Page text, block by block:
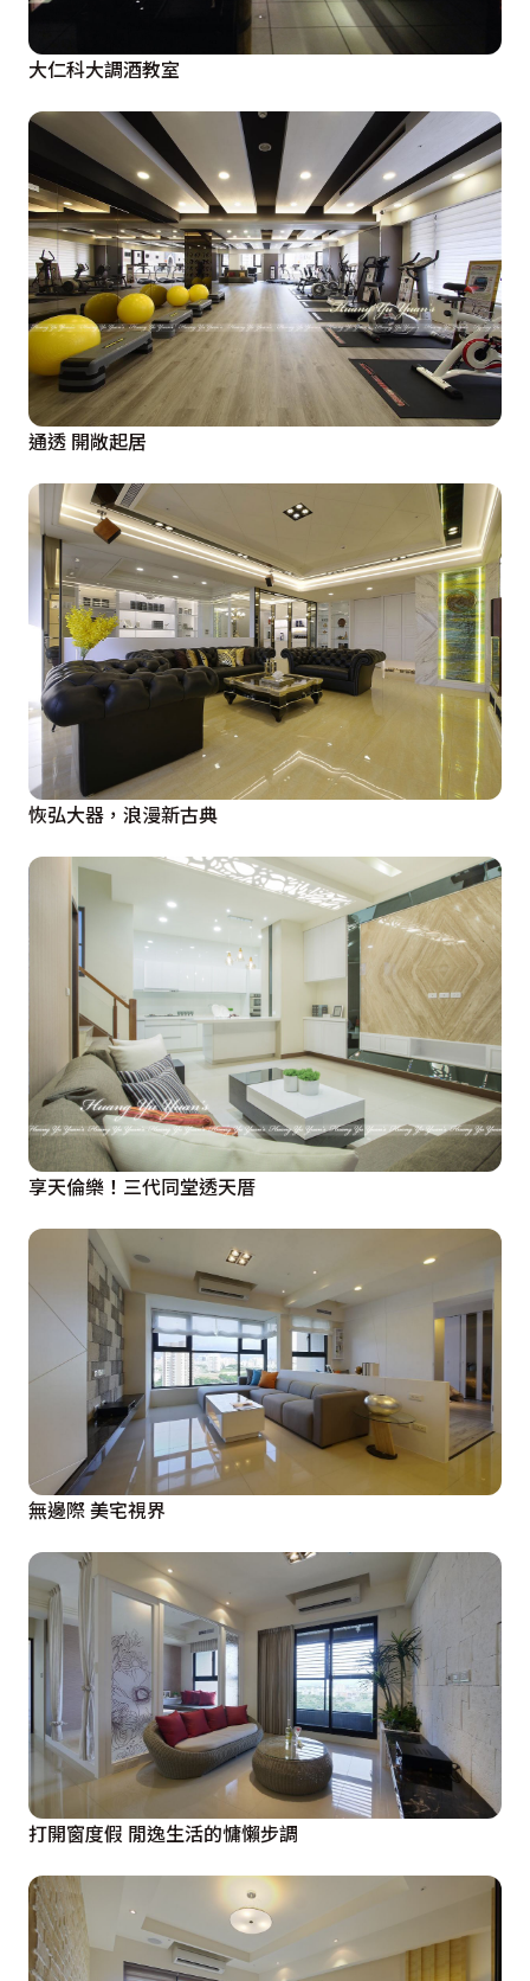
大仁科大調酒教室
通透 開敞起居
恢弘大器，浪漫新古典
享天倫樂！三代同堂透天厝
無邊際 美宅視界
打開窗度假 閒逸生活的慵懶步調